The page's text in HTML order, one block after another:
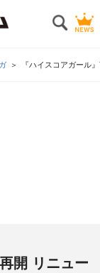
『ハイスコアガール
開 リニュー